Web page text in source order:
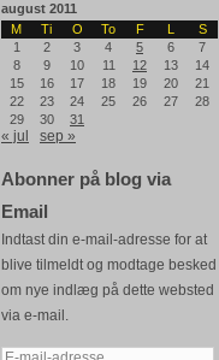
august 2011
M
Ti O To F L
S
1
2 3 4 5 6
7
8
9 10 11 12 13
14
15
16 17 18 19 20
21
22
23 24 25 26 27
28
29
30 31
« jul sep »
Abonner på blog via
Email
Indtast din e-mail-adresse for at
blive tilmeldt og modtage besked
om nye indlæg på dette websted
via e-mail.